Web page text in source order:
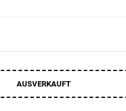
AUSVERKAUFT